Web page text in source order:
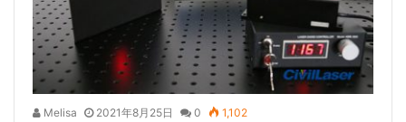
Melisa 2021年8月25日 0 1,102